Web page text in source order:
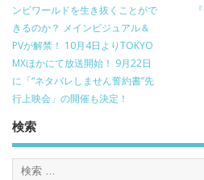
ンビワールドを生き抜くことがで
きるのか？ メインビジュアル＆
PVが解禁！ 10月4日よりTOKYO
MXほかにて放送開始！ 9月22日
に「“ネタバレしません誓約書”先
行上映会」の開催も決定！
検索